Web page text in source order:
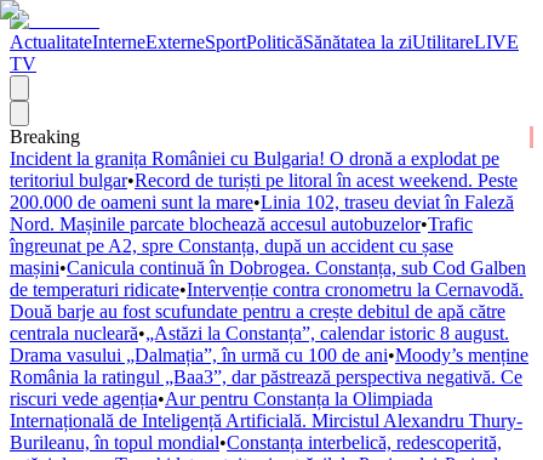
ActualitateInterneExterneSportPoliticăSănătatea la ziUtilitareLIVE
TV
Breaking
Incident la granița României cu Bulgaria! O dronă a explodat pe
teritoriul bulgar•Record de turiști pe litoral în acest weekend. Peste
200.000 de oameni sunt la mare•Linia 102, traseu deviat în Faleză
Nord. Mașinile parcate blochează accesul autobuzelor•Trafic
îngreunat pe A2, spre Constanța, după un accident cu șase
mașini•Canicula continuă în Dobrogea. Constanța, sub Cod Galben
de temperaturi ridicate•Intervenție contra cronometru la Cernavodă.
Două barje au fost scufundate pentru a crește debitul de apă către
centrala nucleară•„Astăzi la Constanța”, calendar istoric 8 august.
Drama vasului „Dalmația”, în urmă cu 100 de ani•Moody’s menține
România la ratingul „Baa3”, dar păstrează perspectiva negativă. Ce
riscuri vede agenția•Aur pentru Constanța la Olimpiada
Internațională de Inteligență Artificială. Mircistul Alexandru Thury-
Burileanu, în topul mondial•Constanța interbelică, redescoperită,